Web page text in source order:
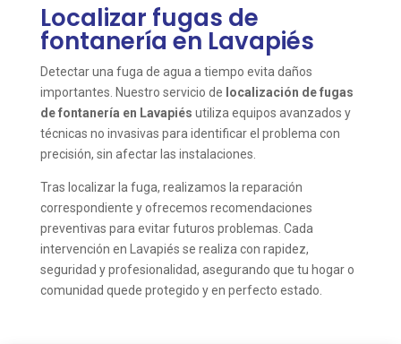
Localizar fugas de
fontanería en Lavapiés
Detectar una fuga de agua a tiempo evita daños
importantes. Nuestro servicio de localización de fugas
de fontanería en Lavapiés utiliza equipos avanzados y
técnicas no invasivas para identificar el problema con
precisión, sin afectar las instalaciones.
Tras localizar la fuga, realizamos la reparación
correspondiente y ofrecemos recomendaciones
preventivas para evitar futuros problemas. Cada
intervención en Lavapiés se realiza con rapidez,
seguridad y profesionalidad, asegurando que tu hogar o
comunidad quede protegido y en perfecto estado.